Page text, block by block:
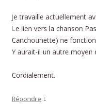
Je travaille actuellement
Le lien vers la chanson
Canchounette) ne
Y aurait-il un autre moyen
Cordialement.
Répondre ↓